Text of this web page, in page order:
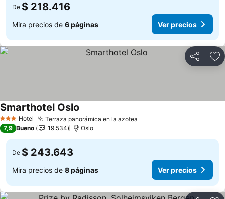
De $ 218.416
Mira precios de 6 páginas Ver precios
Compartir
3 Estrellas
Hotel Terraza panorámica en la azotea
Smarthotel Oslo
7,9 Bueno 19.534 Oslo
De $ 243.643
Mira precios de 8 páginas Ver precios